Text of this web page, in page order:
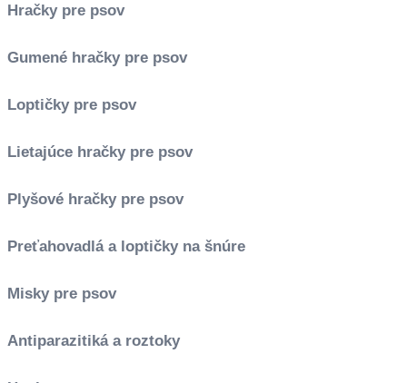
Hračky pre psov
Gumené hračky pre psov
Loptičky pre psov
Lietajúce hračky pre psov
Plyšové hračky pre psov
Preťahovadlá a loptičky na šnúre
Misky pre psov
Antiparazitiká a roztoky